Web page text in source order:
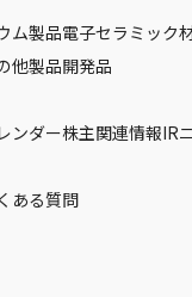
ム製品電子セラミック
他製品開発品
ンダー株主関連情報IR
ある質問